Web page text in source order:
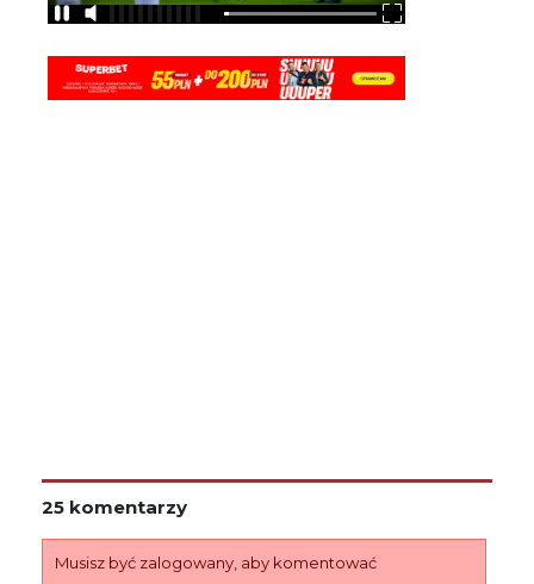
25 komentarzy
Musisz być zalogowany, aby komentować